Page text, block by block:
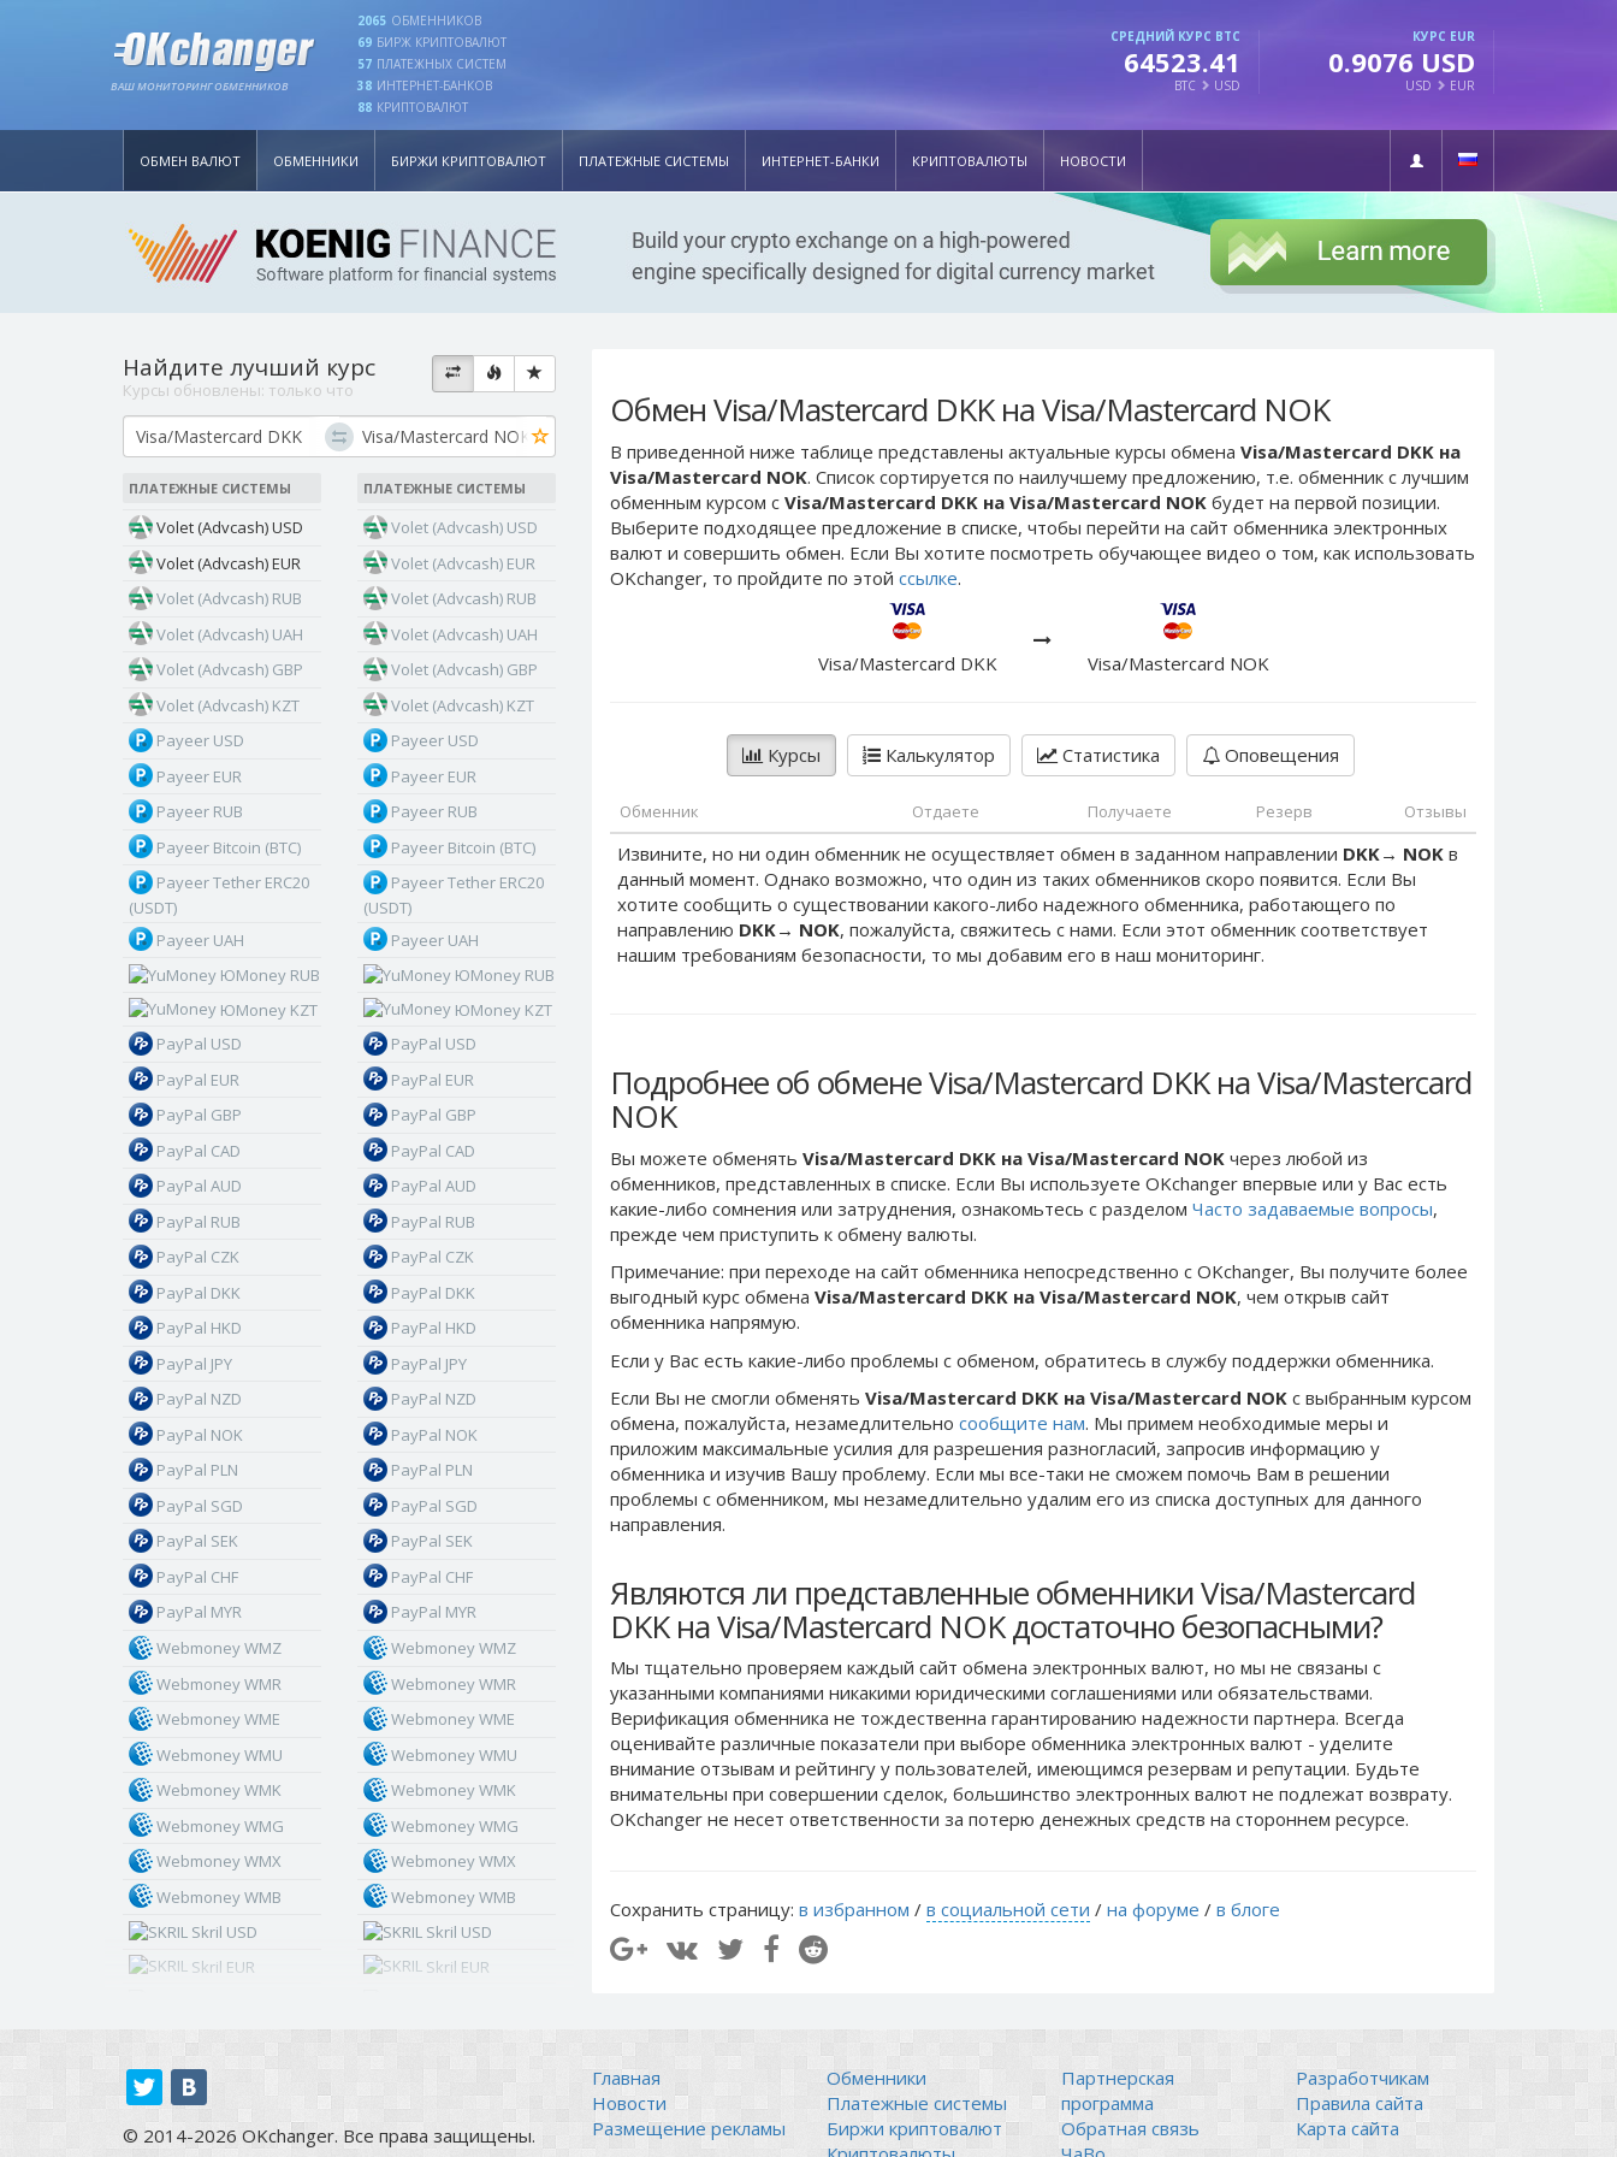
ВАШ МОНИТОРИНГ ОБМЕННИКОВ
2065 ОБМЕННИКОВ
69 БИРЖ КРИПТОВАЛЮТ
57 ПЛАТЕЖНЫХ СИСТЕМ
38 ИНТЕРНЕТ-БАНКОВ
88 КРИПТОВАЛЮТ
СРЕДНИЙ КУРС BTC
64523.41
BTC USD
КУРС EUR
0.9076 USD
USD EUR
ОБМЕН ВАЛЮТ ОБМЕННИКИ БИРЖИ КРИПТОВАЛЮТ ПЛАТЕЖНЫЕ СИСТЕМЫ ИНТЕРНЕТ-БАНКИ КРИПТОВАЛЮТЫ НОВОСТИ
Обмен Visa/Mastercard DKK на Visa/Mastercard NOK
В приведенной ниже таблице представлены актуальные курсы обмена Visa/Mastercard DKK на
Visa/Mastercard NOK. Список сортируется по наилучшему предложению, т.е. обменник с лучшим
обменным курсом с Visa/Mastercard DKK на Visa/Mastercard NOK будет на первой позиции.
Выберите подходящее предложение в списке, чтобы перейти на сайт обменника электронных
валют и совершить обмен. Если Вы хотите посмотреть обучающее видео о том, как использовать
OKchanger, то пройдите по этой ссылке.
Visa/Mastercard DKK Visa/Mastercard NOK
Курсы Калькулятор Статистика Оповещения
Обменник Отдаете Получаете Резерв Отзывы
Извините, но ни один обменник не осуществляет обмен в заданном направлении DKK→ NOK в
данный момент. Однако возможно, что один из таких обменников скоро появится. Если Вы
хотите сообщить о существовании какого-либо надежного обменника, работающего по
направлению DKK→ NOK, пожалуйста, свяжитесь с нами. Если этот обменник соответствует
нашим требованиям безопасности, то мы добавим его в наш мониторинг.
Подробнее об обмене Visa/Mastercard DKK на Visa/Mastercard
NOK
Вы можете обменять Visa/Mastercard DKK на Visa/Mastercard NOK через любой из
обменников, представленных в списке. Если Вы используете OKchanger впервые или у Вас есть
какие-либо сомнения или затруднения, ознакомьтесь с разделом Часто задаваемые вопросы,
прежде чем приступить к обмену валюты.
Примечание: при переходе на сайт обменника непосредственно c OKchanger, Вы получите более
выгодный курс обмена Visa/Mastercard DKK на Visa/Mastercard NOK, чем открыв сайт
обменника напрямую.
Если у Вас есть какие-либо проблемы с обменом, обратитесь в службу поддержки обменника.
Если Вы не смогли обменять Visa/Mastercard DKK на Visa/Mastercard NOK с выбранным курсом
обмена, пожалуйста, незамедлительно сообщите нам. Мы примем необходимые меры и
приложим максимальные усилия для разрешения разногласий, запросив информацию у
обменника и изучив Вашу проблему. Если мы все-таки не сможем помочь Вам в решении
проблемы c обменником, мы незамедлительно удалим его из списка доступных для данного
направления.
Являются ли представленные обменники Visa/Mastercard
DKK на Visa/Mastercard NOK достаточно безопасными?
Мы тщательно проверяем каждый сайт обмена электронных валют, но мы не связаны c
указанными компаниями никакими юридическими соглашениями или обязательствами.
Верификация обменника не тождественна гарантированию надежности партнера. Всегда
оценивайте различные показатели при выборе обменника электронных валют - уделите
внимание отзывам и рейтингу у пользователей, имеющимся резервам и репутации. Будьте
внимательны при совершении сделок, большинство электронных валют не подлежат возврату.
OKchanger не несет ответственности за потерю денежных средств на стороннем ресурсе.
Сохранить страницу: в избранном / в социальной сети / на форуме / в блоге
Найдите лучший курс
Курсы обновлены: только что
ПЛАТЕЖНЫЕ СИСТЕМЫ
Volet (Advcash) USD
Volet (Advcash) EUR
Volet (Advcash) RUB
Volet (Advcash) UAH
Volet (Advcash) GBP
Volet (Advcash) KZT
Payeer USD
Payeer EUR
Payeer RUB
Payeer Bitcoin (BTC)
Payeer Tether ERC20
(USDT)
Payeer UAH
ЮMoney RUB
ЮMoney KZT
PayPal USD
PayPal EUR
PayPal GBP
PayPal CAD
PayPal AUD
PayPal RUB
PayPal CZK
PayPal DKK
PayPal HKD
PayPal JPY
PayPal NZD
PayPal NOK
PayPal PLN
PayPal SGD
PayPal SEK
PayPal CHF
PayPal MYR
Webmoney WMZ
Webmoney WMR
Webmoney WME
Webmoney WMU
Webmoney WMK
Webmoney WMG
Webmoney WMX
Webmoney WMB
Skril USD
Skril EUR
Skril GBP
Skril AUD
Skril NOK
ПЛАТЕЖНЫЕ СИСТЕМЫ
Volet (Advcash) USD
Volet (Advcash) EUR
Volet (Advcash) RUB
Volet (Advcash) UAH
Volet (Advcash) GBP
Volet (Advcash) KZT
Payeer USD
Payeer EUR
Payeer RUB
Payeer Bitcoin (BTC)
Payeer Tether ERC20
(USDT)
Payeer UAH
ЮMoney RUB
ЮMoney KZT
PayPal USD
PayPal EUR
PayPal GBP
PayPal CAD
PayPal AUD
PayPal RUB
PayPal CZK
PayPal DKK
PayPal HKD
PayPal JPY
PayPal NZD
PayPal NOK
PayPal PLN
PayPal SGD
PayPal SEK
PayPal CHF
PayPal MYR
Webmoney WMZ
Webmoney WMR
Webmoney WME
Webmoney WMU
Webmoney WMK
Webmoney WMG
Webmoney WMX
Webmoney WMB
Skril USD
Skril EUR
Skril NOK
© 2014-2026 OKchanger. Все права защищены.
Главная
Новости
Размещение рекламы
Обменники
Платежные системы
Биржи криптовалют
Партнерская
программа
Обратная связь
Разработчикам
Правила сайта
Карта сайта